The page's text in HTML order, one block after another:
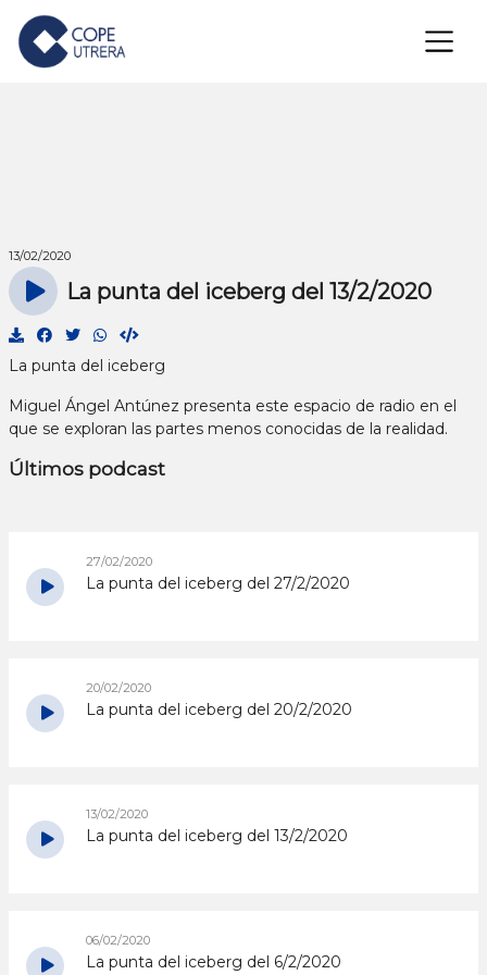
×
13/02/2020
La punta del iceberg del 13/2/2020
La punta del iceberg
Miguel Ángel Antúnez presenta este espacio de radio en el
que se exploran las partes menos conocidas de la realidad.
Últimos podcast
27/02/2020
La punta del iceberg del 27/2/2020
20/02/2020
La punta del iceberg del 20/2/2020
13/02/2020
La punta del iceberg del 13/2/2020
06/02/2020
La punta del iceberg del 6/2/2020